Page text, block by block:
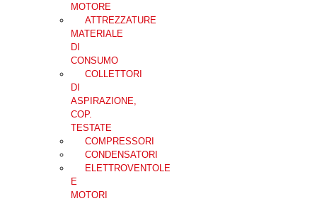
MOTORE
ATTREZZATURE
MATERIALE
DI
CONSUMO
COLLETTORI
DI
ASPIRAZIONE,
COP.
TESTATE
COMPRESSORI
CONDENSATORI
ELETTROVENTOLE
E
MOTORI